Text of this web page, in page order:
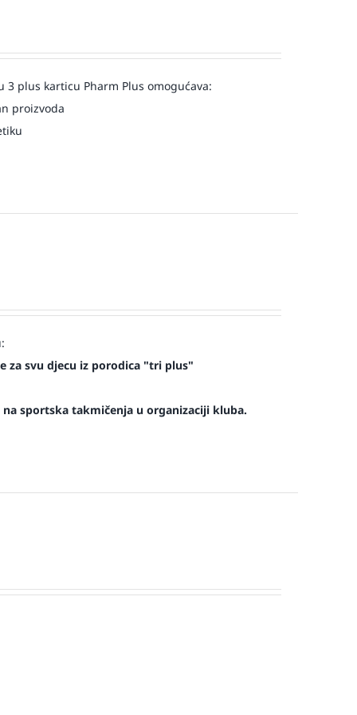
3 plus karticu Pharm Plus omogućava:
proizvoda
za svu djecu iz porodica "tri plus"
sportska takmičenja u organizaciji kluba.